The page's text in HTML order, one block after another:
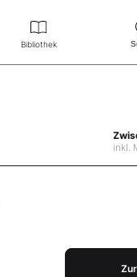
Bibliothek
inkl.